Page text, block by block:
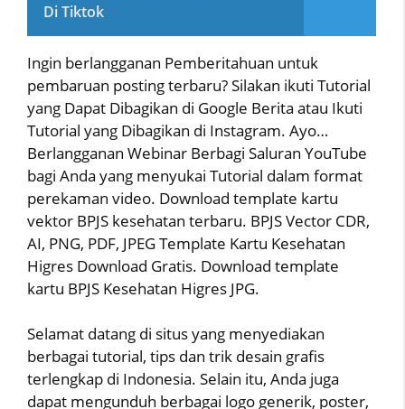
Di Tiktok
Ingin berlangganan Pemberitahuan untuk
pembaruan posting terbaru? Silakan ikuti Tutorial
yang Dapat Dibagikan di Google Berita atau Ikuti
Tutorial yang Dibagikan di Instagram. Ayo…
Berlangganan Webinar Berbagi Saluran YouTube
bagi Anda yang menyukai Tutorial dalam format
perekaman video. Download template kartu
vektor BPJS kesehatan terbaru. BPJS Vector CDR,
AI, PNG, PDF, JPEG Template Kartu Kesehatan
Higres Download Gratis. Download template
kartu BPJS Kesehatan Higres JPG.
Selamat datang di situs yang menyediakan
berbagai tutorial, tips dan trik desain grafis
terlengkap di Indonesia. Selain itu, Anda juga
dapat mengunduh berbagai logo generik, poster,